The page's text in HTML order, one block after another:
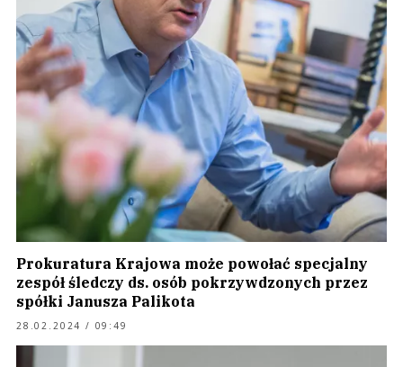
Prokuratura Krajowa może powołać specjalny
zespół śledczy ds. osób pokrzywdzonych przez
spółki Janusza Palikota
28.02.2024 / 09:49